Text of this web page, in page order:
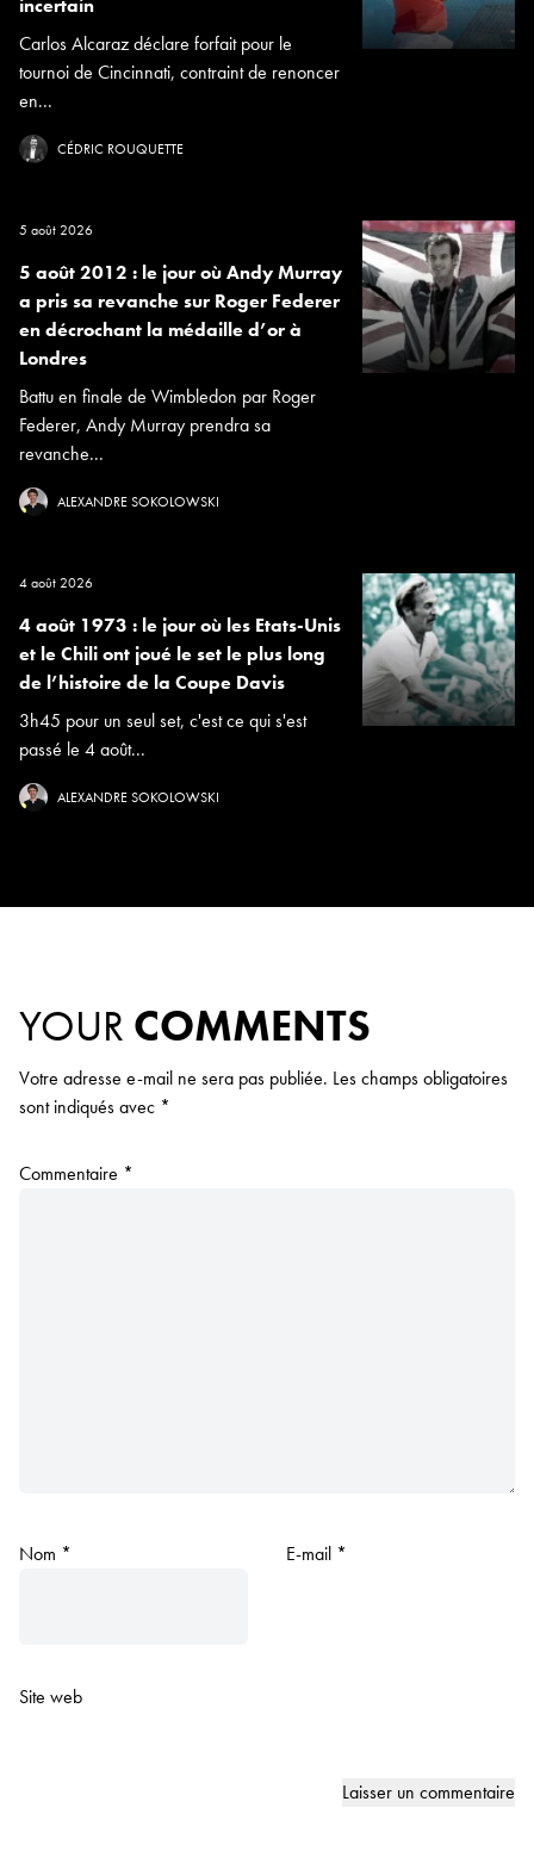
incertain
Carlos Alcaraz déclare forfait pour le
tournoi de Cincinnati, contraint de renoncer
en...
CÉDRIC ROUQUETTE
5 août 2026
5 août 2012 : le jour où Andy Murray
a pris sa revanche sur Roger Federer
en décrochant la médaille d’or à
Londres
Battu en finale de Wimbledon par Roger
Federer, Andy Murray prendra sa
revanche...
ALEXANDRE SOKOLOWSKI
4 août 2026
4 août 1973 : le jour où les Etats-Unis
et le Chili ont joué le set le plus long
de l’histoire de la Coupe Davis
3h45 pour un seul set, c'est ce qui s'est
passé le 4 août...
ALEXANDRE SOKOLOWSKI
YOUR COMMENTS
Votre adresse e-mail ne sera pas publiée. Les champs obligatoires
sont indiqués avec *
Commentaire *
Nom * E-mail *
Site web